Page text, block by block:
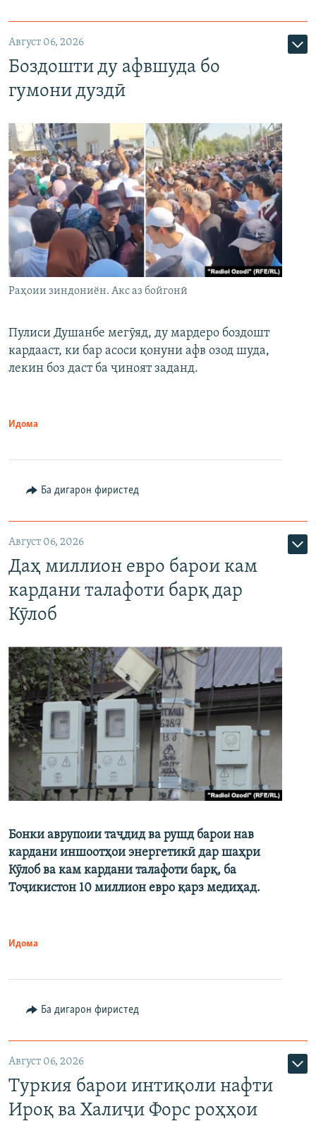
Август 06, 2026
Боздошти ду афвшуда бо
гумони дуздӣ
Раҳоии зиндониён. Акс аз бойгонӣ
Пулиси Душанбе мегӯяд, ду мардеро боздошт
кардааст, ки бар асоси қонуни афв озод шуда,
лекин боз даст ба ҷиноят заданд.
Идома
Ба дигарон фиристед
Август 06, 2026
Даҳ миллион евро барои кам
кардани талафоти барқ дар
Кӯлоб
Бонки аврупоии таҷдид ва рушд барои нав
кардани иншоотҳои энергетикӣ дар шаҳри
Кӯлоб ва кам кардани талафоти барқ, ба
Тоҷикистон 10 миллион евро қарз медиҳад.
Идома
Ба дигарон фиристед
Август 06, 2026
Туркия барои интиқоли нафти
Ироқ ва Халиҷи Форс роҳҳои